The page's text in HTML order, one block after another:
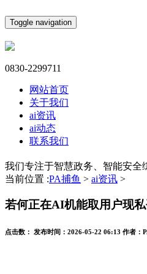
Toggle navigation
0830-2299711
网站首页
关于我们
ai资讯
ai动态
联系我们
我们专注于智慧政务、智能安全
当前位置 :PA捕鱼 > ai资讯 >
若何正在AI机能取用户现
点击数： 发布时间： 2026-05-22 06:13 作者：